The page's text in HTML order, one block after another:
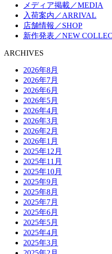
メディア掲載／MEDIA
入荷案内／ARRIVAL
店舗情報／SHOP
新作発表／NEW
ARCHIVES
2026年8月
2026年7月
2026年6月
2026年5月
2026年4月
2026年3月
2026年2月
2026年1月
2025年12月
2025年11月
2025年10月
2025年9月
2025年8月
2025年7月
2025年6月
2025年5月
2025年4月
2025年3月